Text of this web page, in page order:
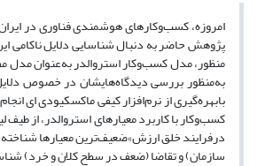
امروزه، کسب‌وکارهای هوشمندی فناوری در
پژوهش حاضر به دنبال شناسایی دلایل
به‌منظور بررسی دیدگاه‌هایشان در خصوص
بابهره‌گیری از نرم‌افزار کیفی ماکس­کیودی­ ای
کسب‌وکار با کاربرد معیارهای استروالدر، از
درفرایند خلق ارزش»ضعیف‌ترین معیارها
سازمان) و تقاضا (ضعف در سطح کلان و خرد)